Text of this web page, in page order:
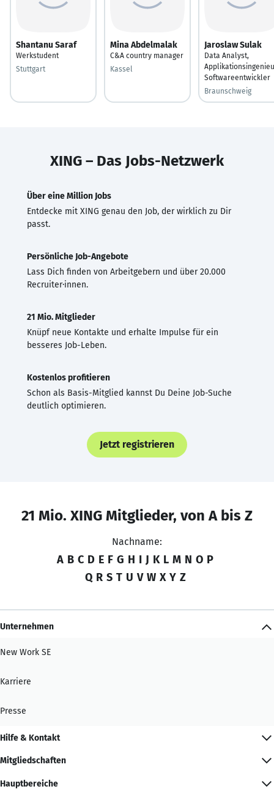
Shantanu Saraf
Werkstudent
Stuttgart
Mina Abdelmalak
C&A country manager
Kassel
Jaroslaw Sulak
Data Analyst,
Softwareentwickler
Braunschweig
XING – Das Jobs-Netzwerk
Über eine Million Jobs
Entdecke mit XING genau den Job, der wirklich zu Dir
passt.
Persönliche Job-Angebote
Lass Dich finden von Arbeitgebern und über 20.000
Recruiter·innen.
21 Mio. Mitglieder
Knüpf neue Kontakte und erhalte Impulse für ein
besseres Job-Leben.
Kostenlos profitieren
Schon als Basis-Mitglied kannst Du Deine Job-Suche
deutlich optimieren.
Jetzt registrieren
21 Mio. XING Mitglieder, von A bis Z
Nachname:
A B C D E F G H I J K L M N O P
Q R S T U V W X Y Z
Unternehmen
New Work SE
Karriere
Presse
Hilfe & Kontakt
Mitgliedschaften
Hauptbereiche